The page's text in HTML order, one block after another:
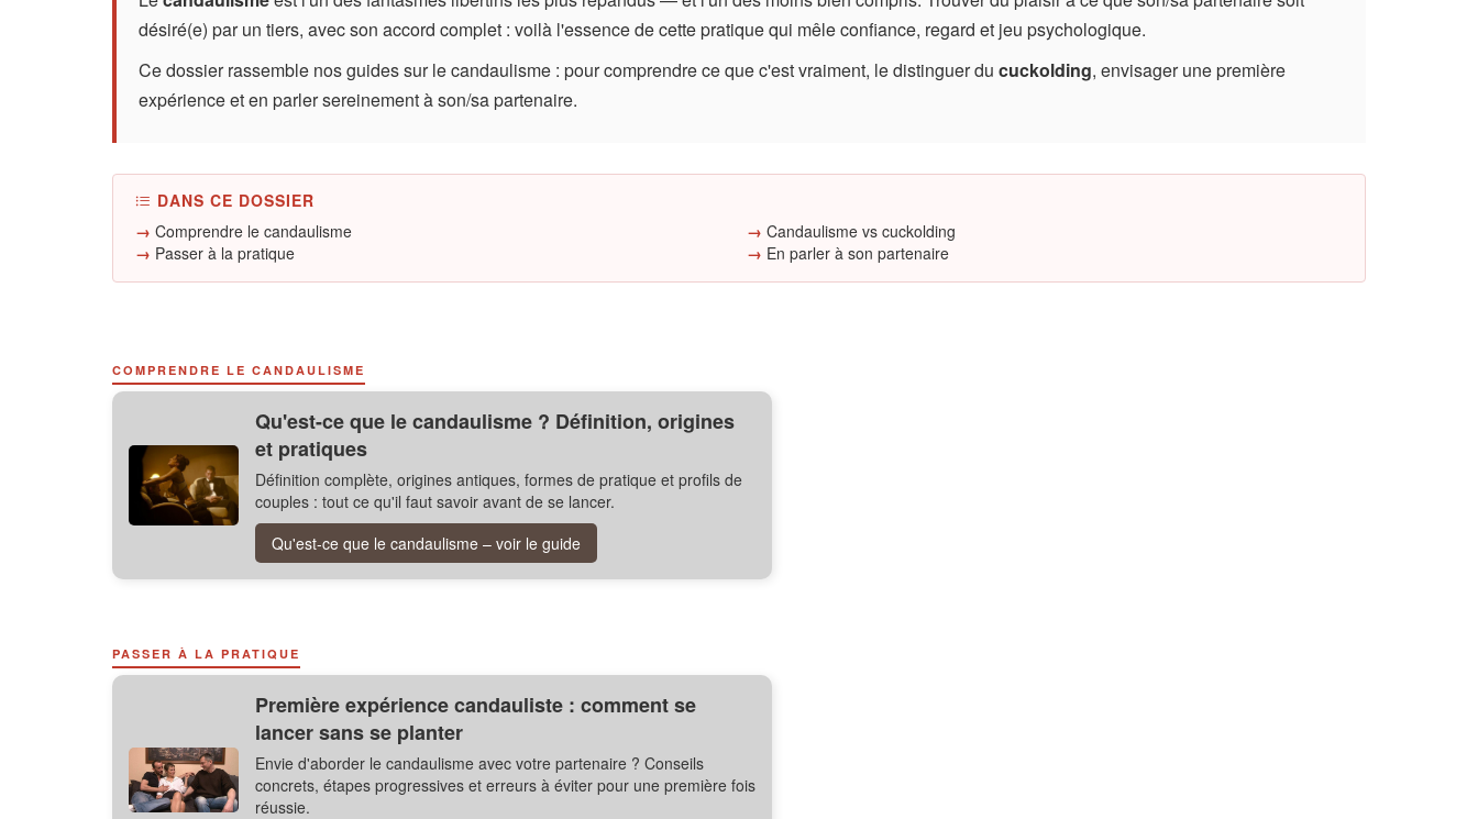
désiré(e) par un tiers, avec son accord complet : voilà l'essence de cette pratique qui mêle confiance, regard et jeu psychologique.
Ce dossier rassemble nos guides sur le candaulisme : pour comprendre ce que c'est vraiment, le distinguer du cuckolding, envisager une première
expérience et en parler sereinement à son/sa partenaire.
DANS CE DOSSIER
Comprendre le candaulisme
Passer à la pratique
Candaulisme vs cuckolding
En parler à son partenaire
COMPRENDRE LE CANDAULISME
Qu'est-ce que le candaulisme ? Définition, origines
et pratiques
Définition complète, origines antiques, formes de pratique et profils de
couples : tout ce qu'il faut savoir avant de se lancer.
Qu'est-ce que le candaulisme – voir le guide
PASSER À LA PRATIQUE
Première expérience candauliste : comment se
lancer sans se planter
Envie d'aborder le candaulisme avec votre partenaire ? Conseils
concrets, étapes progressives et erreurs à éviter pour une première fois
réussie.